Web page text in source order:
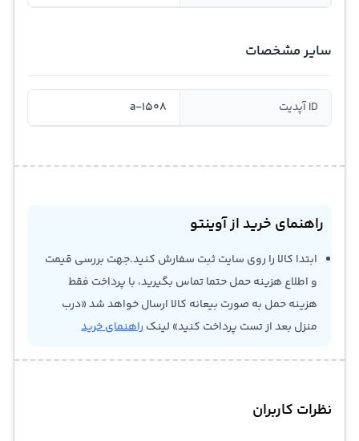
سایر مشخصات
ID آپدیت a-1508
راهنمای خرید از آوینتو
ابتدا کالا را روی سایت ثبت سفارش کنید.جهت بررسی قیمت
و اطلاع هزینه حمل حتما تماس بگیرید، با پرداخت فقط
هزینه حمل به صورت بیعانه کالا ارسال خواهد شد «درب
منزل بعد از تست پرداخت کنید» لینک راهنمای خرید
نظرات کاربران